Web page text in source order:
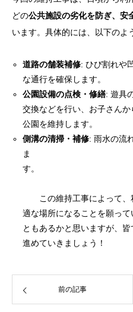
どの公共施設の劣化を防ぎ、安
います。具体的には、以下のよ
道路の舗装補修: ひび割れや
な通行を確保します。
公園設備の点検・修繕: 遊具
交換などを行い、お子さん
公園を維持します。
側溝の清掃・補修: 雨水の流
ま
この維持工事によって、
適な場所になることを願っ
ともあるかと思いますが、
進めていきましょう！
前の記事